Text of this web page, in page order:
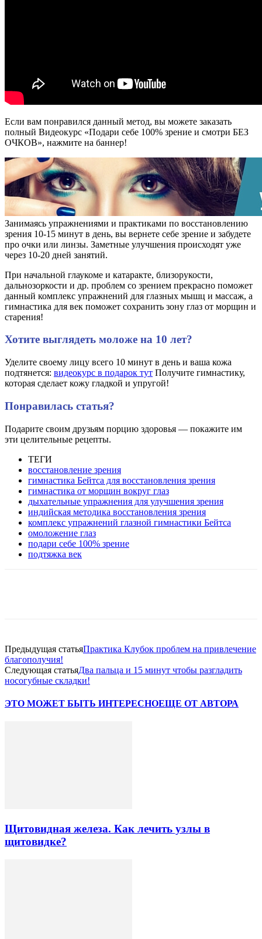
Если вам понравился данный метод, вы можете заказать
полный Видеокурс «Подари себе 100% зрение и смотри БЕЗ
ОЧКОВ», нажмите на баннер!
Занимаясь упражнениями и практиками по восстановлению
зрения 10-15 минут в день, вы вернете себе зрение и забудете
про очки или линзы. Заметные улучшения происходят уже
через 10-20 дней занятий.
При начальной глаукоме и катаракте, близорукости,
дальнозоркости и др. проблем со зрением прекрасно поможет
данный комплекс упражнений для глазных мышц и массаж, а
гимнастика для век поможет сохранить зону глаз от морщин и
старения!
Хотите выглядеть моложе на 10 лет?
Уделите своему лицу всего 10 минут в день и ваша кожа
подтянется: видеокурс в подарок тут Получите гимнастику,
которая сделает кожу гладкой и упругой!
Понравилась статья?
Подарите своим друзьям порцию здоровья — покажите им
эти целительные рецепты.
ТЕГИ
восстановление зрения
гимнастика Бейтса для восстановления зрения
гимнастика от морщин вокруг глаз
дыхательные упражнения для улучшения зрения
индийская методика восстановления зрения
комплекс упражнений глазной гимнастики Бейтса
омоложение глаз
подари себе 100% зрение
подтяжка век
Предыдущая статьяПрактика Клубок проблем на привлечение
благополучия!
Следующая статьяДва пальца и 15 минут чтобы разгладить
носогубные складки!
ЭТО МОЖЕТ БЫТЬ ИНТЕРЕСНОЕЩЕ ОТ АВТОРА
Щитовидная железа. Как лечить узлы в
щитовидке?